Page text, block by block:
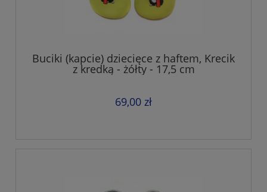
Buciki (kapcie) dziecięce z haftem, Krecik
z kredką - żółty - 17,5 cm
69,00 zł